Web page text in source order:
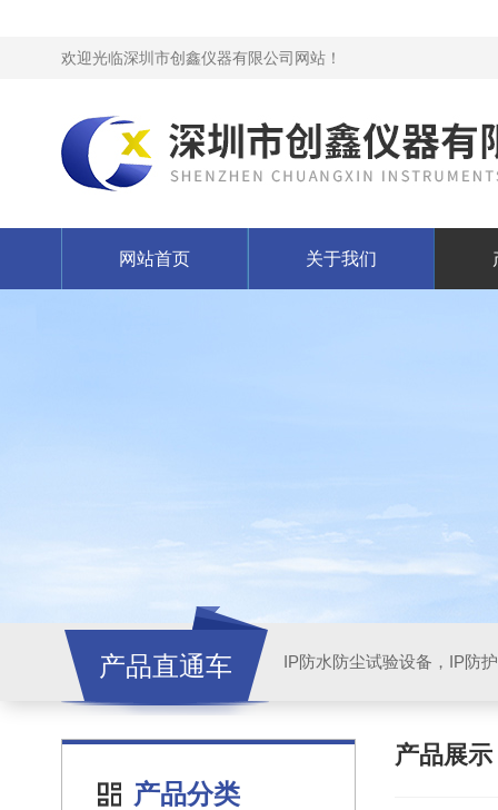
欢迎光临深圳市创鑫仪器有限公司网站！
网站首页 关于我们
产品直通车
产品分类
产品展示